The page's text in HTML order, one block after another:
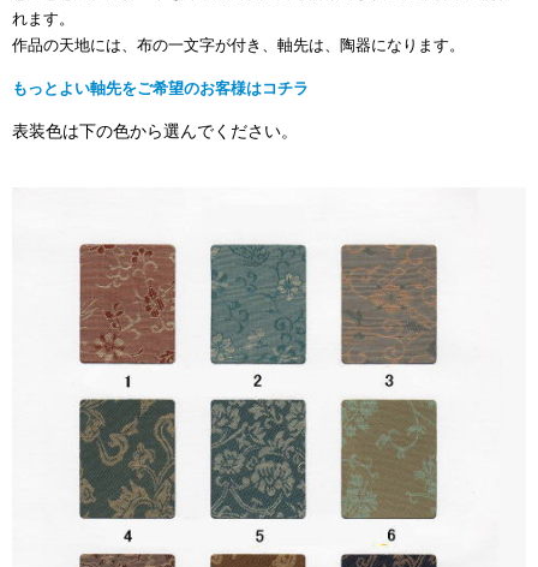
れます。
作品の天地には、布の一文字が付き、軸先は、陶器になります。
もっとよい軸先をご希望のお客様はコチラ
表装色は下の色から選んでください。